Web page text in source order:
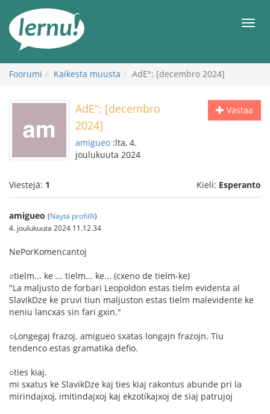
sisältöön
Foorumi Kaikesta muusta AdE": [decembro 2024]
Vastaa
AdE": [decembro
2024]
amigueo :lta, 4.
joulukuuta 2024
Viestejä: 1 Kieli: Esperanto
amigueo (Näytä profiilli)
4. joulukuuta 2024 11.12.34
NePorKomencantoj
○tielm... ke ... tielm... ke... (cxeno de tielm-ke)
"La maljusto de forbari Leopoldon estas tielm evidenta al
SlavikDze ke pruvi tiun maljuston estas tielm malevidente ke
neniu lancxas sin fari gxin."
○Longegaj frazoj. amigueo sxatas longajn frazojn. Tiu
tendenco estas gramatika defio.
○ties kiaj.
mi sxatus ke SlavikDze kaj ties kiaj rakontus abunde pri la
mirindajxoj, imitindajxoj kaj ekzotikajxoj de siaj patrujoj